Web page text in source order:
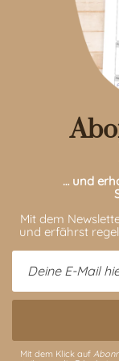
… und
Mit dem
und erfährst
Mit dem Klick auf